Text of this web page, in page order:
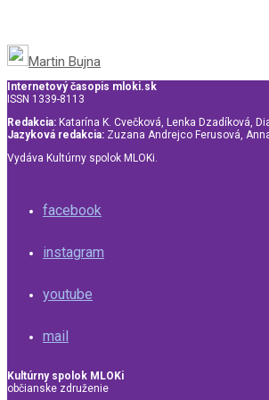
Martin Bujna
Internetový časopis mloki.sk
ISSN 1339-8113
Redakcia: Katarína K. Cvečková, Lenka Dzadíková,
Jazyková redakcia: Zuzana Andrejco Ferusová,
Vydáva Kultúrny spolok MLOKi.
facebook
instagram
youtube
mail
Kultúrny spolok MLOKi
občianske združenie